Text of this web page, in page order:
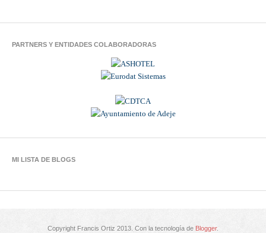
PARTNERS Y ENTIDADES COLABORADORAS
MI LISTA DE BLOGS
Copyright Francis Ortiz 2013. Con la tecnología de Blogger.